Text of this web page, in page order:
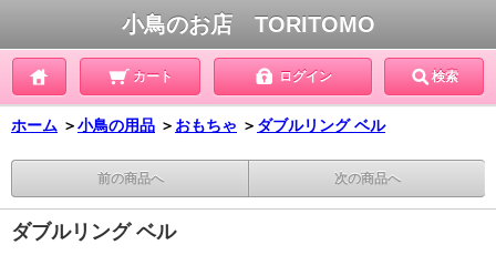
小鳥のお店 TORITOMO
カート ログイン 検索
ホーム ＞小鳥の用品 ＞ おもちゃ ＞ ダブルリング ベル
前の商品へ 次の商品へ
ダブルリング ベル